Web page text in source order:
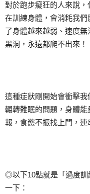
對於跑步癡狂的人來說
在訓練身體，會消耗我
了身體越來越弱、速度
黑洞，永遠都爬不出來！
這種症狀剛開始會衝擊
輾轉難眠的問題，身體
報，食慾不振找上門，連
◎以下10點就是「過度訓
一下：